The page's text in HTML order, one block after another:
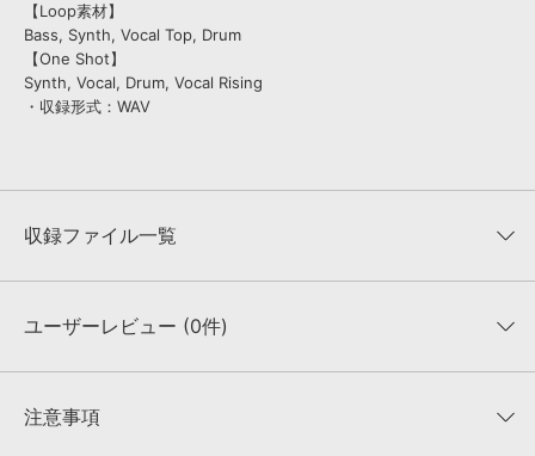
【Loop素材】
Bass, Synth, Vocal Top, Drum
【One Shot】
Synth, Vocal, Drum, Vocal Rising
・収録形式：WAV
収録ファイル一覧
収録ファイル一覧
ユーザーレビュー (0件)
★★★★★
注意事項